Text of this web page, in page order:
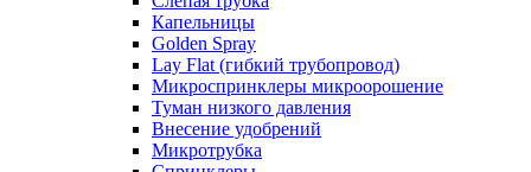
Капельницы
Golden Spray
Lay Flat (гибкий трубопровод)
Микроспринклеры микроорошение
Туман низкого давления
Внесение удобрений
Микротрубка